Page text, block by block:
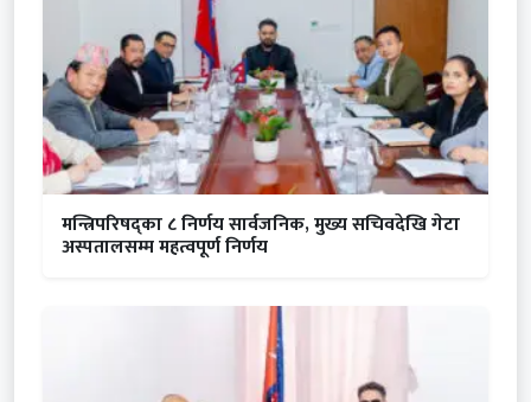
मन्त्रिपरिषद्का ८ निर्णय सार्वजनिक, मुख्य सचिवदेखि गेटा
अस्पतालसम्म महत्वपूर्ण निर्णय